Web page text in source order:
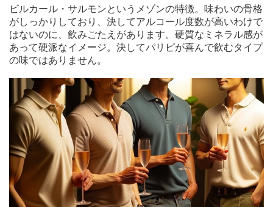
ビルカール・サルモンというメゾンの特徴。味わいの骨格
がしっかりしており、決してアルコール度数が高いわけで
はないのに、飲みごたえがあります。硬質なミネラル感が
あって硬派なイメージ。決してパリピが喜んで飲むタイプ
の味ではありません。